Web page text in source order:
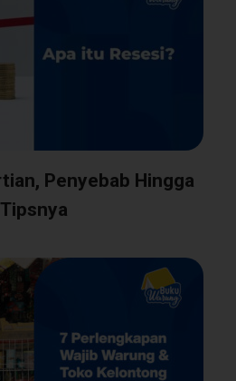
Penyebab Hingga
Tipsnya